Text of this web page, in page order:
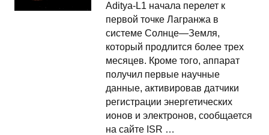
Aditya-L1 начала перелет к
первой точке Лагранжа в
системе Солнце—Земля,
который продлится более трех
месяцев. Кроме того, аппарат
получил первые научные
данные, активировав датчики
регистрации энергетических
ионов и электронов, сообщается
на сайте ISR …